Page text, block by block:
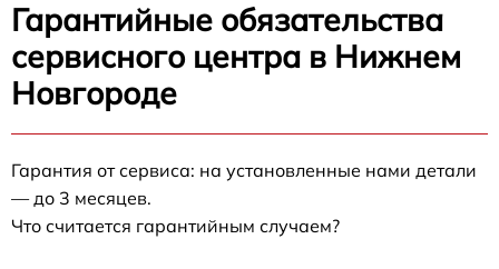
Гарантийные обязательства
сервисного центра в Нижнем
Новгороде
Гарантия от сервиса: на установленные нами детали
— до 3 месяцев.
Что считается гарантийным случаем?